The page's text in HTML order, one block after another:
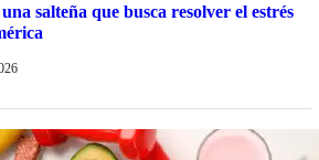
salteña que busca resolver el estrés